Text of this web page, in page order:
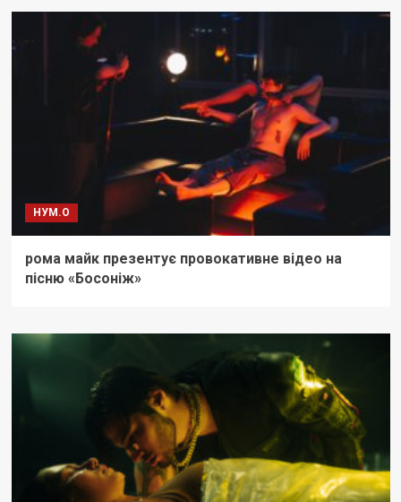
НУМ.О
рома майк презентує провокативне відео на
пісню «Босоніж»